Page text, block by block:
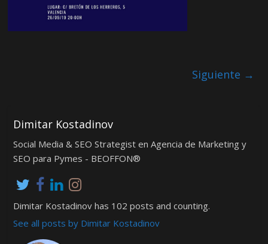
Siguiente →
Dimitar Kostadinov
Social Media & SEO Strategist en Agencia de Marketing y
SEO para Pymes - BEOFFON®
Dimitar Kostadinov has 102 posts and counting.
See all posts by Dimitar Kostadinov